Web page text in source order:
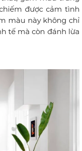
được cảm tình
màu này không chỉ
tế mà còn đánh lừa